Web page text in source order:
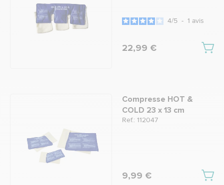
4/5 - 1 avis
22,99 €
Compresse HOT &
COLD 23 x 13 cm
Ref.: 112047
9,99 €